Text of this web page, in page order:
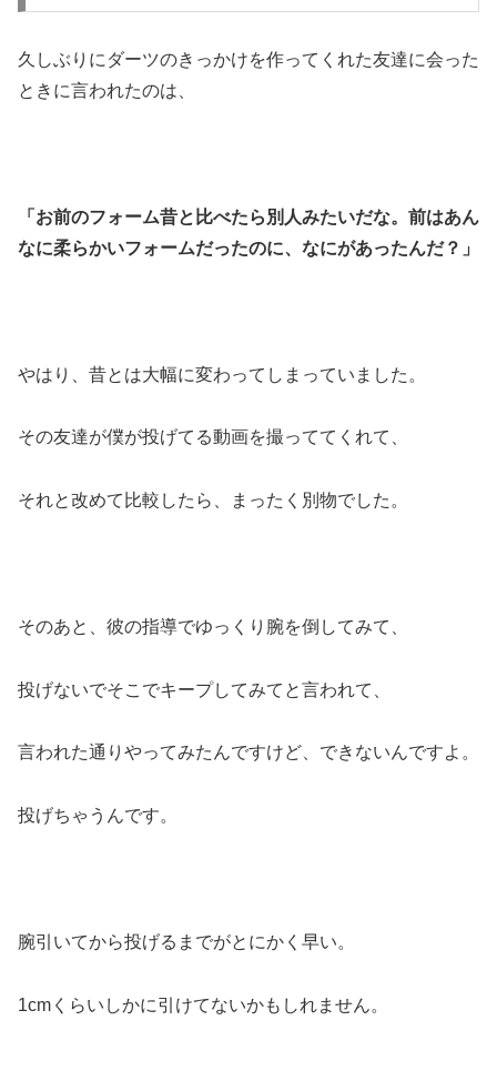
久しぶりにダーツのきっかけを作ってくれた友達に会った
ときに言われたのは、
「お前のフォーム昔と比べたら別人みたいだな。前はあん
なに柔らかいフォームだったのに、なにがあったんだ？」
やはり、昔とは大幅に変わってしまっていました。
その友達が僕が投げてる動画を撮っててくれて、
それと改めて比較したら、まったく別物でした。
そのあと、彼の指導でゆっくり腕を倒してみて、
投げないでそこでキープしてみてと言われて、
言われた通りやってみたんですけど、できないんですよ。
投げちゃうんです。
腕引いてから投げるまでがとにかく早い。
1cmくらいしかに引けてないかもしれません。